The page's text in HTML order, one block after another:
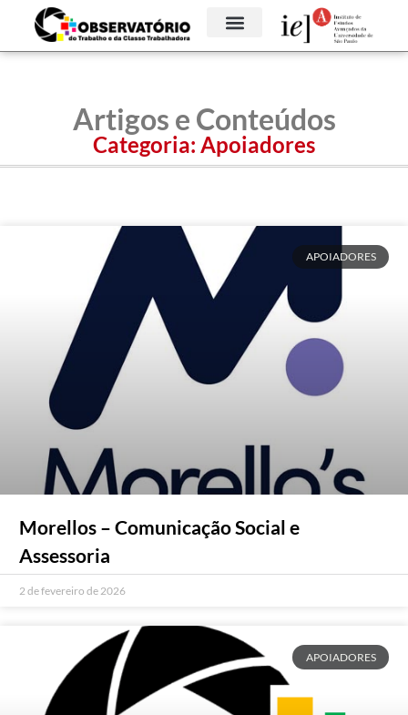
Artigos e Conteúdos
Categoria: Apoiadores
APOIADORES
Morellos – Comunicação Social e
Assessoria
2 de fevereiro de 2026
APOIADORES